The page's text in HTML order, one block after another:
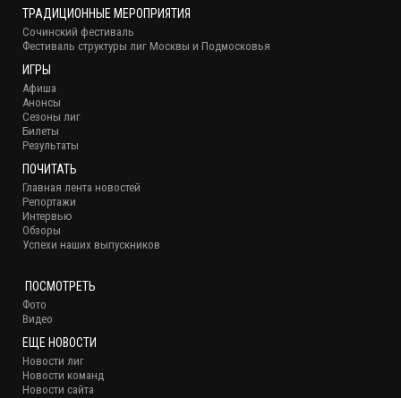
ТРАДИЦИОННЫЕ МЕРОПРИЯТИЯ
Сочинский фестиваль
Фестиваль структуры лиг Москвы и Подмосковья
ИГРЫ
Афиша
Анонсы
Сезоны лиг
Билеты
Результаты
ПОЧИТАТЬ
Главная лента новостей
Репортажи
Интервью
Обзоры
Успехи наших выпускников
ПОСМОТРЕТЬ
Фото
Видео
ЕЩЕ НОВОСТИ
Новости лиг
Новости команд
Новости сайта